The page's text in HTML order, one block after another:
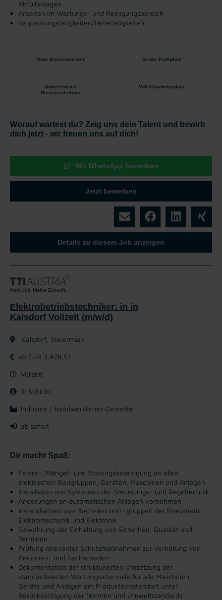
Abfüllanlagen
Arbeiten im Wartungs- und Reinigungsbereich
Verpackungstätigkeiten/Hebetätigkeiten
Gute Erreichbarkeit Gratis Parkplatz
Unbefristetes
Dienstverhältnis
Vollzeitarbeitsplatz
Worauf wartest du? Zeig uns dein Talent und bewirb
dich jetzt - wir freuen uns auf dich!
Mit WhatsApp bewerben
Jetzt bewerben
Details zu diesem Job anzeigen
Elektrobetriebstechniker: in in
Kalsdorf Vollzeit (m/w/d)
Kalsdorf, Steiermark
ab EUR 3.478,51
Vollzeit
2-Schicht
Industrie / handwerkliches Gewerbe
ab sofort
Dir macht Spaß:
Fehler-, Mängel- und Störungsbeseitigung an allen
elektrischen Baugruppen, Geräten, Maschinen und Anlagen
Installation von Systemen der Steuerungs- und Regeltechnik
Änderungen an automatischen Anlagen vornehmen
Instandsetzen von Bauteilen und -gruppen der Pneumatik,
Elektromechanik und Elektronik
Gewährung der Einhaltung von Sicherheit, Qualität und
Terminen
Prüfung relevanter Schutzmaßnahmen zur Verhütung von
Personen- und Sachschäden
Dokumentation der strukturierten Umsetzung der
standardisierten Wartungsintervalle für alle Maschinen,
Geräte und Anlagen am Produktionsstandort unter
Berücksichtigung der Normen und Umweltstandards